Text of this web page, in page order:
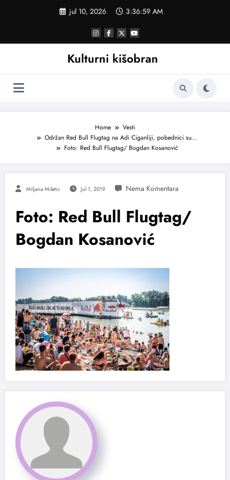
jul 10, 2026 3:37:00 AM
Kulturni kišobran
Home
Vesti
Održan Red Bull Flugtag na Adi Ciganliji, pobednici su…
Foto: Red Bull Flugtag/ Bogdan Kosanović
Miljana Miletic Jul 1, 2019
Foto: Red Bull Flugtag/
Bogdan Kosanović